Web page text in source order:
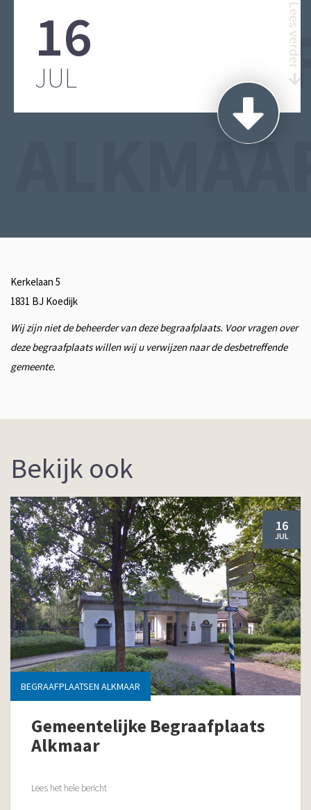
16
JUL
Lees verder
Kerkelaan 5
1831 BJ Koedijk
Wij zijn niet de beheerder van deze begraafplaats. Voor vragen over
deze begraafplaats willen wij u verwijzen naar de desbetreffende
gemeente.
Bekijk ook
16
JUL
BEGRAAFPLAATSEN ALKMAAR
Gemeentelijke Begraafplaats
Alkmaar
Lees het hele bericht